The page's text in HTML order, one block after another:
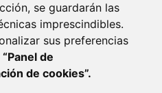
se guardarán las
imprescindibles.
sus preferencias
“Panel de
de cookies”.
ENLACE EXTERNO AL